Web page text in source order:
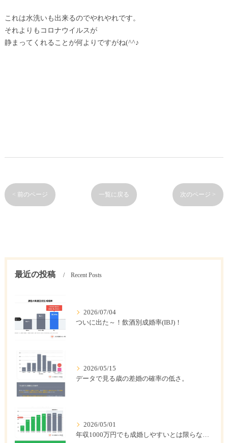
これは水洗いも出来るのでやれやれです。
それよりもコロナウイルスが
静まってくれることが何よりですがね(^^♪
< 前のページ 一覧に戻る 次のページ >
最近の投稿 Recent Posts
2026/07/04
ついに出た～！飲酒別成婚率(IBJ)！
2026/05/15
データで見る歳の差婚の確率の低さ。
2026/05/01
年収1000万円でも成婚しやすいとは限らない? 「年収帯別の成婚率」のリアル